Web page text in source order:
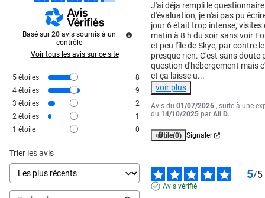
Basé sur 20 avis soumis à un
contrôle
Voir tous les avis sur ce site
5 étoiles
8
4 étoiles
9
3 étoiles
2
2 étoiles
1
1 étoile 0
Trier les avis
J'ai déja rempli le questionnaire
d'évaluation, je n'ai pas pu
jour 6 était trop intense, visites
matin à 8 h du soir sans voir
et peu l'île de Skye, par contre
presque rien. C'est sans doute
question d'hébergement mais
et ça laisse u...
voir plus
Avis du01/07/2026 , suite à une
du 14/10/2025 parAli D.
Utile(0) Signaler
5/5
Avis vérifié